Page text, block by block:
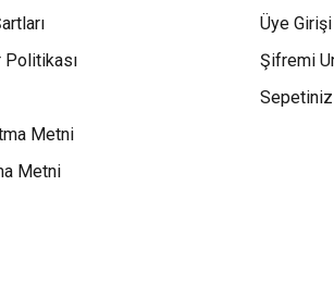
Metni
Metni
Üye Girişi
Şifremi
Sepetiniz